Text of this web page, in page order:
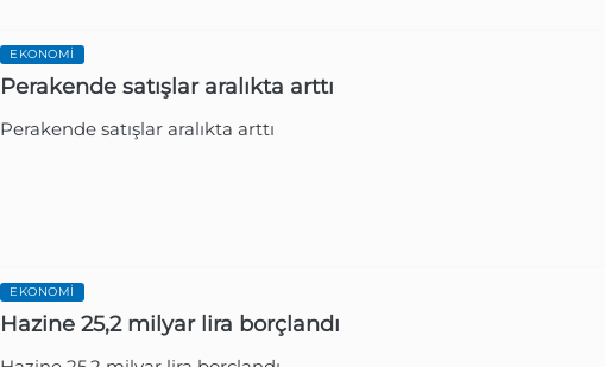
Gözlem Gazetesi
EKONOMI
Perakende satışlar aralıkta arttı
Perakende satışlar aralıkta arttı
EKONOMI
Hazine 25,2 milyar lira borçlandı